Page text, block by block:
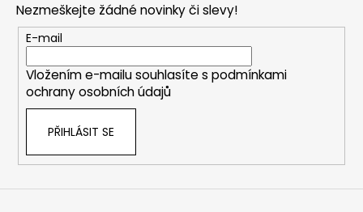
Nezmeškejte žádné novinky či slevy!
E-mail
Vložením e-mailu souhlasíte s podmínkami
ochrany osobních údajů
PŘIHLÁSIT SE